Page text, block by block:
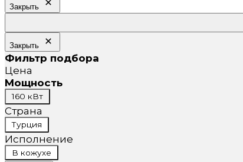
Закрыть
Закрыть
Фильтр подбора
Цена
Мощность
Мощность
160 кВт
Страна
Страна
Турция
Исполнение
Исполнение
В кожухе